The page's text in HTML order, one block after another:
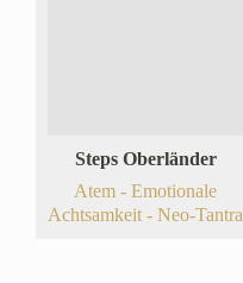
Steps Oberländer
Atem - Emotionale
Achtsamkeit - Neo-Tantra